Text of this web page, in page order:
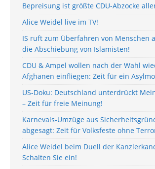
Bepreisung ist größte CDU-Abzocke
Alice Weidel live im TV!
IS ruft zum Überfahren von Menschen
die Abschiebung von Islamisten!
CDU & Ampel wollen nach der Wahl
Afghanen einfliegen: Zeit für ein
US-Doku: Deutschland unterdrückt
– Zeit für freie Meinung!
Karnevals-Umzüge aus
abgesagt: Zeit für Volksfeste ohne
Alice Weidel beim Duell der
Schalten Sie ein!